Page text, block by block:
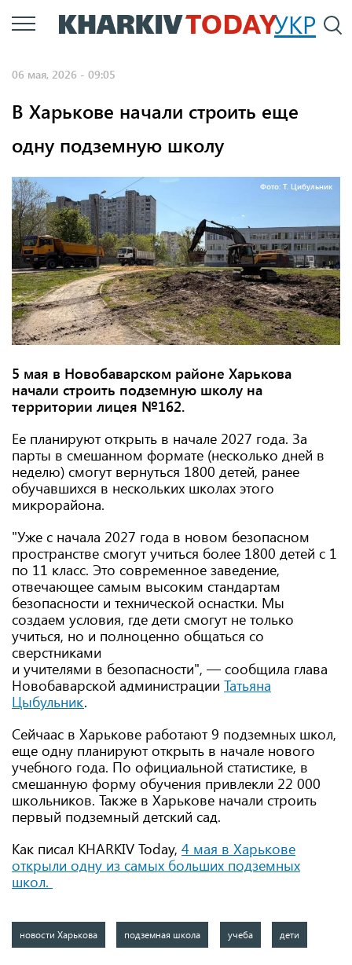
Перейти
к
УКР
06 мая, 2026 - 09:05
В Харькове начали строить еще
одну подземную школу
Фото: Т. Цибульник
5 мая в Новобаварском районе Харькова
начали строить подземную школу на
территории лицея №162.
Ее планируют открыть в начале 2027 года. За
парты в смешанном формате (несколько дней в
неделю) смогут вернуться 1800 детей, ранее
обучавшихся в нескольких школах этого
микрорайона.
"Уже с начала 2027 года в новом безопасном
пространстве смогут учиться более 1800 детей с 1
по 11 класс. Это современное заведение,
отвечающее самым высоким стандартам
безопасности и технической оснастки. Мы
создаем условия, где дети смогут не только
учиться, но и полноценно общаться со
сверстниками
и учителями в безопасности", — сообщила глава
Новобаварской администрации Татьяна
Цыбульник.
Сейчаас в Харькове работают 9 подземных школ,
еще одну планируют открыть в начале нового
учебного года. По официальной статистике, в
смешанную форму обучения привлекли 22 000
школьников. Также в Харькове начали строить
первый подземный детский сад.
Как писал KHARKIV Today, 4 мая в Харькове
открыли одну из самых больших подземных
школ.
новости Харькова подземная школа учеба дети